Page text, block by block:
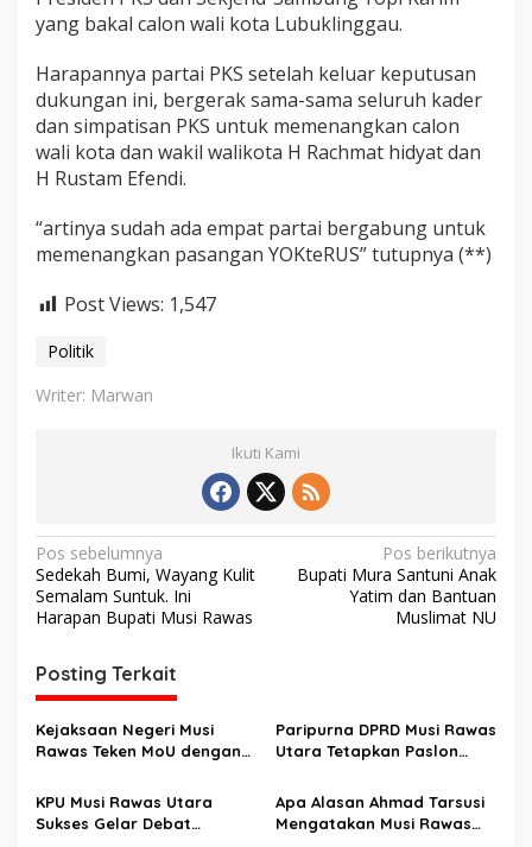
yang bakal calon wali kota Lubuklinggau.
Harapannya partai PKS setelah keluar keputusan
dukungan ini, bergerak sama-sama seluruh kader
dan simpatisan PKS untuk memenangkan calon
wali kota dan wakil walikota H Rachmat hidyat dan
H Rustam Efendi.
“artinya sudah ada empat partai bergabung untuk
memenangkan pasangan YOKteRUS” tutupnya (**)
Post Views: 1,547
Politik
Writer: Marwan
Ikuti Kami
N
a
v
i
g
a
s
i
p
Pos sebelumnya
Sedekah Bumi, Wayang Kulit
Semalam Suntuk. Ini
Harapan Bupati Musi Rawas
Pos berikutnya
Bupati Mura Santuni Anak
Yatim dan Bantuan
Muslimat NU
Posting Terkait
Kejaksaan Negeri Musi
Rawas Teken MoU dengan
Penanganan Masalah
Hukum Bidang Perdata Dan
Paripurna DPRD Musi Rawas
Utara Tetapkan Paslon
Junius Wahyudi Sebagai
Bupati dan Wakil Bupati
2025-2030
KPU Musi Rawas Utara
Sukses Gelar Debat
Apa Alasan Ahmad Tarsusi
Mengatakan Musi Rawas